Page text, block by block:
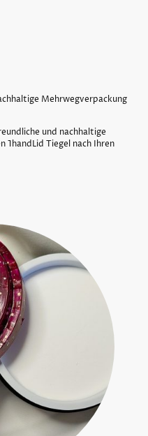
Mehrwegverpackung
und nachhaltige
1handLid Tiegel nach Ihren